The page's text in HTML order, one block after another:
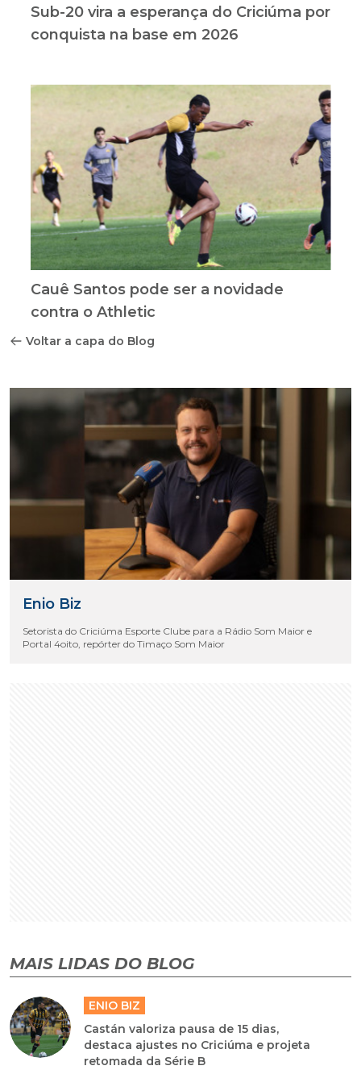
Sub-20 vira a esperança do Criciúma por
conquista na base em 2026
Cauê Santos pode ser a novidade
contra o Athletic
Voltar a capa do Blog
Enio Biz
Setorista do Criciúma Esporte Clube para a Rádio Som Maior e
Portal 4oito, repórter do Timaço Som Maior
MAIS LIDAS DO BLOG
ENIO BIZ
Castán valoriza pausa de 15 dias,
destaca ajustes no Criciúma e projeta
retomada da Série B